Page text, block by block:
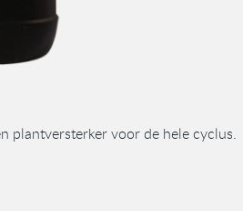
plantversterker voor de hele cyclus.